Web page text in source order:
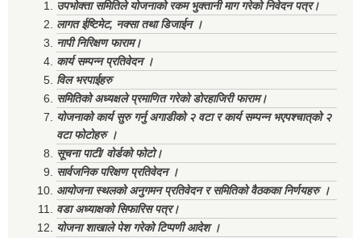
उपभोक्ता समितिले योजनाको रकम भुक्तानी माग गरेको निवेदन पत्र।
लागत ईष्टिमेट, नक्सा तथा डिजाईन ।
नापी निरिक्षण फाराम।
कार्य सम्पन्न प्रतिवेदन ।
विल भरपाईहरु
समितिको अध्यक्षले प्रमाणित गरेको डोरहाजिरी फाराम।
योजनाको कार्य सुरु गर्नु अगाडीको २ वटा र कार्य सम्पन्न भएपश्चात्‌को २
वटा फोटोहरु ।
सूचना पाटी/ वोर्डको फोटो।
सार्वजनिक परिक्षण प्रतिवेदन ।
आयोजना स्थलको अनुगमन प्रतिवेदन र समितिको वैठकका निर्णयहरु ।
वडा अध्याक्षको सिफारिस पत्र।
योजना शाखाले पेश गरेको टिप्पणी आदेश ।